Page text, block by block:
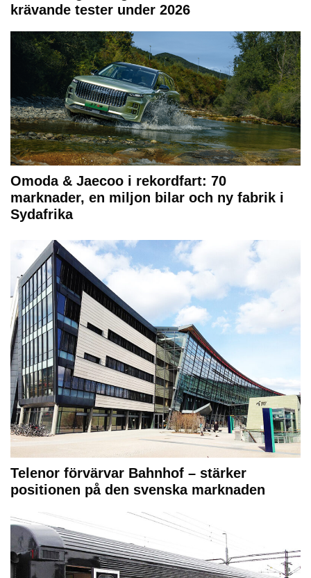
krävande tester under 2026
Omoda & Jaecoo i rekordfart: 70
marknader, en miljon bilar och ny fabrik i
Sydafrika
Telenor förvärvar Bahnhof – stärker
positionen på den svenska marknaden